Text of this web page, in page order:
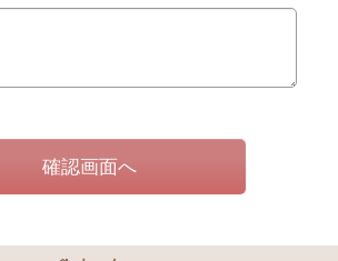
確認画面へ